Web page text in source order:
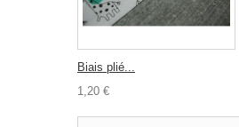
Biais plié...
1,20 €